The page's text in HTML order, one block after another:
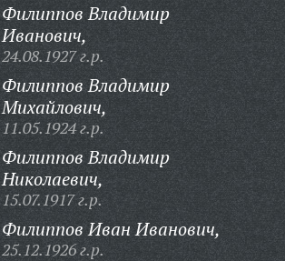
Филиппов Владимир
Иванович,
24.08.1927 г.р.
Филиппов Владимир
Михайлович,
11.05.1924 г.р.
Филиппов Владимир
Николаевич,
15.07.1917 г.р.
Филиппов Иван Иванович,
25.12.1926 г.р.